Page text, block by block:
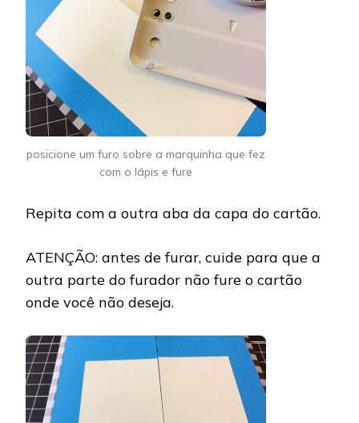
posicione um furo sobre a marquinha que fez
com o lápis e fure
Repita com a outra aba da capa do cartão.
ATENÇÃO: antes de furar, cuide para que a
outra parte do furador não fure o cartão
onde você não deseja.